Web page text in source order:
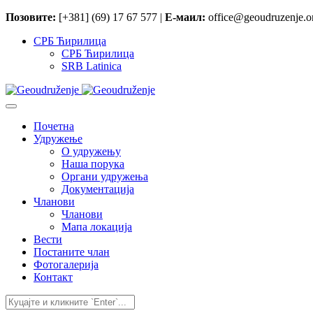
Позовите: [+381] (69) 17 67 577 | Е-маил:
СРБ Ћирилица
СРБ Ћирилица
SRB Latinica
Почетна
Удружење
O удружењу
Наша порука
Органи удружења
Документација
Чланови
Чланови
Мапа локација
Вести
Постаните члан
Фотогалерија
Контакт